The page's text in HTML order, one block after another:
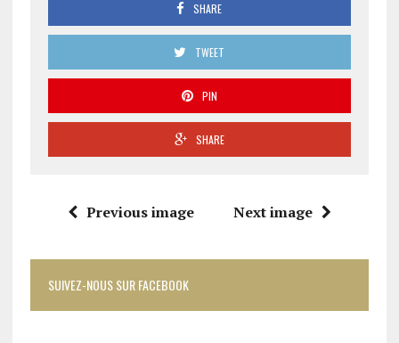
SHARE
TWEET
PIN
SHARE
Previous image Next image
SUIVEZ-NOUS SUR FACEBOOK